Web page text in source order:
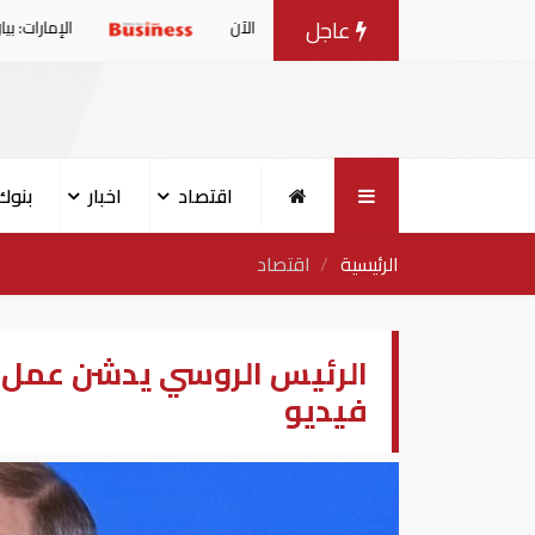
عاجل الإمارات: بيان مشترك بشأن
اقتصاد اخبار
الرئيسية
اقتصاد
الرئيس الروسي يدشن عمل
فيديو